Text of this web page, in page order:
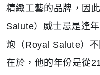
精緻工藝的品牌，因
Salute）威士忌是逢
炮（Royal Salute）
在於，他的年份是從